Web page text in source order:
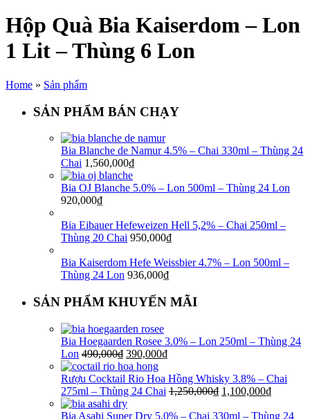
Hộp Quà Bia Kaiserdom – Lon
1 Lit – Thùng 6 Lon
Home » Sản phẩm
SẢN PHẨM BÁN CHẠY
Bia Blanche de Namur 4.5% – Chai 330ml – Thùng 24
Chai 1,560,000₫
Bia OJ Blanche 5.0% – Lon 500ml – Thùng 24 Lon
920,000₫
Bia Eibauer Hefeweizen Hell 5,2% – Chai 250ml –
Thùng 20 Chai 950,000₫
Bia Kaiserdom Hefe Weissbier 4.7% – Lon 500ml –
Thùng 24 Lon 936,000₫
SẢN PHẨM KHUYẾN MÃI
Bia Hoegaarden Rosee 3.0% – Lon 250ml – Thùng 24
Lon 490,000₫ 390,000₫
Rượu Cocktail Rio Hoa Hồng Whisky 3.8% – Chai
275ml – Thùng 24 Chai 1,250,000₫ 1,100,000₫
Bia Asahi Super Dry 5.0% – Chai 330ml – Thùng 24